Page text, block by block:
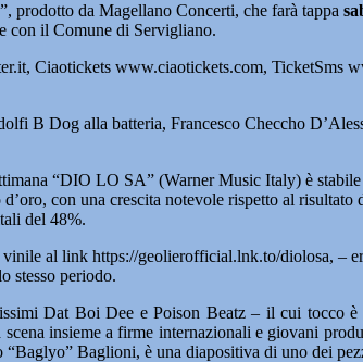
prodotto da Magellano Concerti, che farà tappa
con il Comune di Servigliano.
Ciaotickets www.ciaotickets.com, TicketSms
B Dog alla batteria, Francesco Checcho
“DIO LO SA” (Warner Music Italy) è
con una crescita notevole rispetto al
del 48%.
al link https://geolierofficial.lnk.to/diolosa, –
stesso periodo.
Dat Boi Dee e Poison Beatz – il cui tocco
insieme a firme internazionali e giovani
Baglioni, è una diapositiva di uno dei